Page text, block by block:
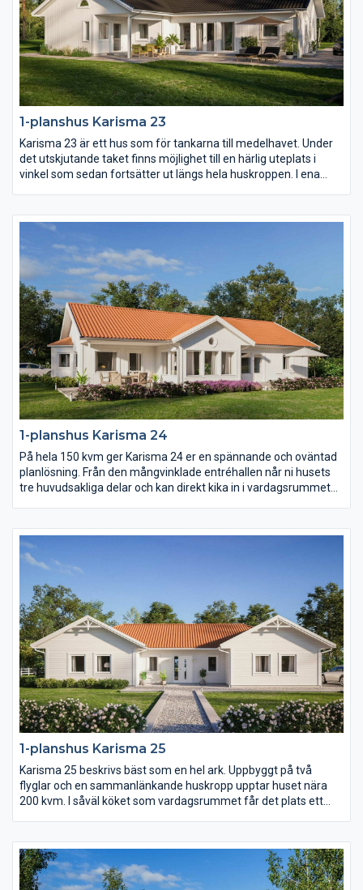
1-planshus Karisma 23
Karisma 23 är ett hus som för tankarna till medelhavet. Under
det utskjutande taket finns möjlighet till en härlig uteplats i
vinkel som sedan fortsätter ut längs hela huskroppen. I ena
ryggåstak över vardagsrum, matplats och kök.
1-planshus Karisma 24
På hela 150 kvm ger Karisma 24 er en spännande och oväntad
planlösning. Från den mångvinklade entréhallen når ni husets
tre huvudsakliga delar och kan direkt kika in i vardagsrummet
barn- och ungdomsdel med eget allrum samt en vuxendel med
stort badrum och arbetsrum. Karisma 24 har helt enkelt extra
allt.
1-planshus Karisma 25
Karisma 25 beskrivs bäst som en hel ark. Uppbyggt på två
flyglar och en sammanlänkande huskropp upptar huset nära
200 kvm. I såväl köket som vardagsrummet får det plats ett
på hela 23 kvm med utgång till den öppna innergården på
trädgårdssidan.